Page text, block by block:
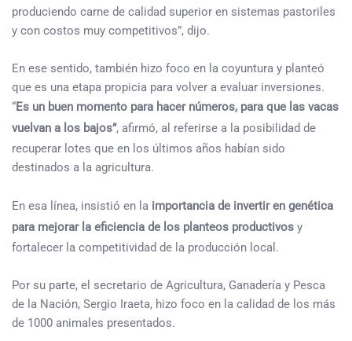
produciendo carne de calidad superior en sistemas pastoriles
y con costos muy competitivos”, dijo.
En ese sentido, también hizo foco en la coyuntura y planteó
que es una etapa propicia para volver a evaluar inversiones.
“Es un buen momento para hacer números, para que las vacas
vuelvan a los bajos”, afirmó, al referirse a la posibilidad de
recuperar lotes que en los últimos años habían sido
destinados a la agricultura.
En esa línea, insistió en la importancia de invertir en genética
para mejorar la eficiencia de los planteos productivos y
fortalecer la competitividad de la producción local.
Por su parte, el secretario de Agricultura, Ganadería y Pesca
de la Nación, Sergio Iraeta, hizo foco en la calidad de los más
de 1000 animales presentados.